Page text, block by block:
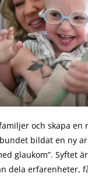
och skapa en
bildat en ny
glaukom”. Syftet
dela erfarenheter,